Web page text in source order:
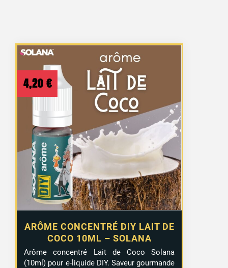
ARÔME CONCENTRÉ DIY LAIT DE
COCO 10ML – SOLANA
4,20 €
Arôme concentré Lait de Coco Solana
(10ml) pour e-liquide DIY. Saveur gourmande